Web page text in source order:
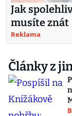
Jak
musíte znát
Reklama
Články z